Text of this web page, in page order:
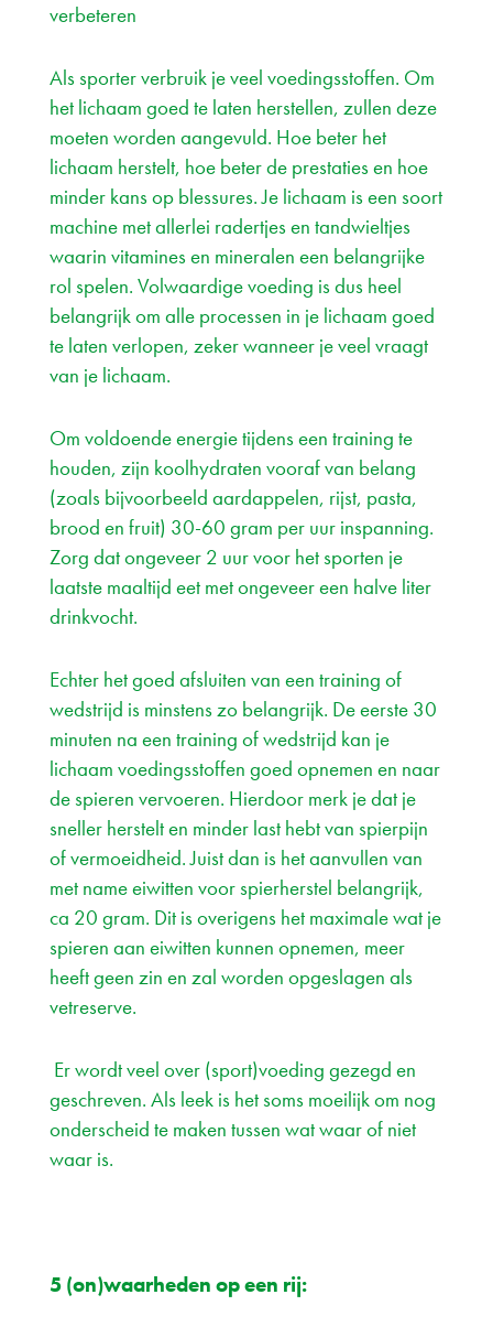
verbeteren
Als sporter verbruik je veel voedingsstoffen. Om
het lichaam goed te laten herstellen, zullen deze
moeten worden aangevuld. Hoe beter het
lichaam herstelt, hoe beter de prestaties en hoe
minder kans op blessures. Je lichaam is een soort
machine met allerlei radertjes en tandwieltjes
waarin vitamines en mineralen een belangrijke
rol spelen. Volwaardige voeding is dus heel
belangrijk om alle processen in je lichaam goed
te laten verlopen, zeker wanneer je veel vraagt
van je lichaam.
Om voldoende energie tijdens een training te
houden, zijn koolhydraten vooraf van belang
(zoals bijvoorbeeld aardappelen, rijst, pasta,
brood en fruit) 30-60 gram per uur inspanning.
Zorg dat ongeveer 2 uur voor het sporten je
laatste maaltijd eet met ongeveer een halve liter
drinkvocht.
Echter het goed afsluiten van een training of
wedstrijd is minstens zo belangrijk. De eerste 30
minuten na een training of wedstrijd kan je
lichaam voedingsstoffen goed opnemen en naar
de spieren vervoeren. Hierdoor merk je dat je
sneller herstelt en minder last hebt van spierpijn
of vermoeidheid. Juist dan is het aanvullen van
met name eiwitten voor spierherstel belangrijk,
ca 20 gram. Dit is overigens het maximale wat je
spieren aan eiwitten kunnen opnemen, meer
heeft geen zin en zal worden opgeslagen als
vetreserve.
Er wordt veel over (sport)voeding gezegd en
geschreven. Als leek is het soms moeilijk om nog
onderscheid te maken tussen wat waar of niet
waar is.
5 (on)waarheden op een rij: